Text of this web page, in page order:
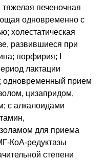
печеночная
одновременно с
холестатическая
развившиеся при
порфирия; I
лактации
одновременный прием
цизапридом,
с алкалоидами
для приема
КоА-редуктазы
степени